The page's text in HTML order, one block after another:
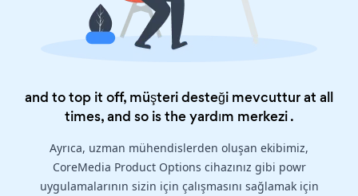
and to top it off, müşteri desteği mevcuttur at all
times, and so is theyardım merkezi.
Ayrıca, uzman mühendislerden oluşan ekibimiz,
CoreMedia Product Options cihazınız gibi powr
uygulamalarının sizin için çalışmasını sağlamak için